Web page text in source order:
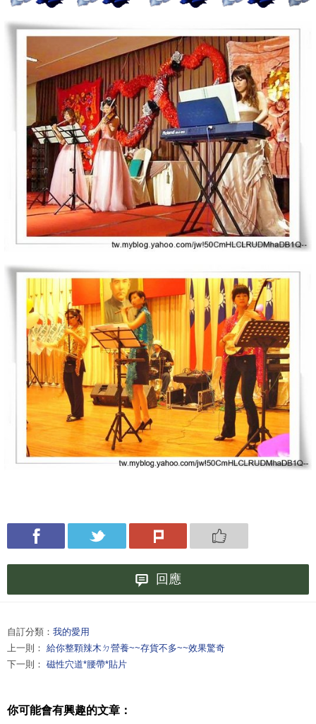
回應
自訂分類： 我的愛用
上一則： 給你整顆辣木ㄉ營養~~存貨不多~~效果驚奇
下一則： 磁性穴道*腰帶*貼片
你可能會有興趣的文章：